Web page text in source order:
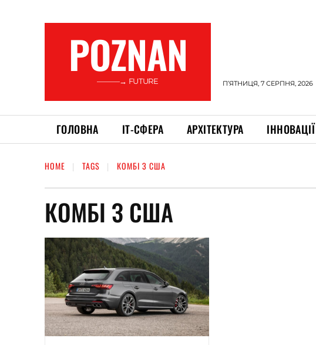
POZNAN
———→ FUTURE П’ЯТНИЦЯ, 7 СЕРПНЯ, 2026
ГОЛОВНА ІТ-СФЕРА АРХІТЕКТУРА ІННОВАЦІЇ
HOME TAGS КОМБІ З США
КОМБІ З США